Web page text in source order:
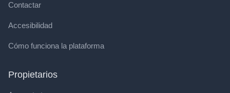
Contactar
Accesibilidad
Cómo funciona la plataforma
Propietarios